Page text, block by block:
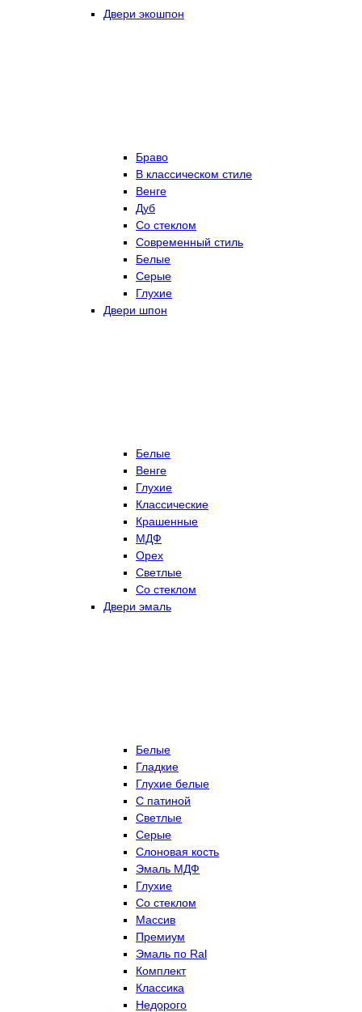
Двери экошпон
Браво
В классическом стиле
Венге
Дуб
Со стеклом
Современный стиль
Белые
Серые
Глухие
Двери шпон
Белые
Венге
Глухие
Классические
Крашенные
МДФ
Орех
Светлые
Со стеклом
Двери эмаль
Белые
Гладкие
Глухие белые
С патиной
Светлые
Серые
Слоновая кость
Эмаль МДФ
Глухие
Со стеклом
Массив
Премиум
Эмаль по Ral
Комплект
Классика
Недорого